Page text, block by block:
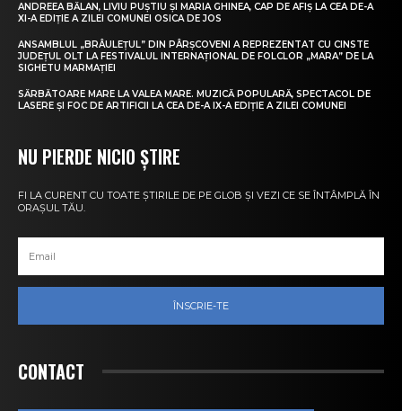
ANDREEA BĂLAN, LIVIU PUȘTIU ȘI MARIA GHINEA, CAP DE AFIȘ LA CEA DE-A
XI-A EDIȚIE A ZILEI COMUNEI OSICA DE JOS
ANSAMBLUL „BRÂULEȚUL” DIN PÂRȘCOVENI A REPREZENTAT CU CINSTE
JUDEȚUL OLT LA FESTIVALUL INTERNAȚIONAL DE FOLCLOR „MARA” DE LA
SIGHETU MARMAȚIEI
SĂRBĂTOARE MARE LA VALEA MARE. MUZICĂ POPULARĂ, SPECTACOL DE
LASERE ȘI FOC DE ARTIFICII LA CEA DE-A IX-A EDIȚIE A ZILEI COMUNEI
NU PIERDE NICIO ȘTIRE
FI LA CURENT CU TOATE ȘTIRILE DE PE GLOB ȘI VEZI CE SE ÎNTÂMPLĂ ÎN
ORAȘUL TĂU.
ÎNSCRIE-TE
CONTACT